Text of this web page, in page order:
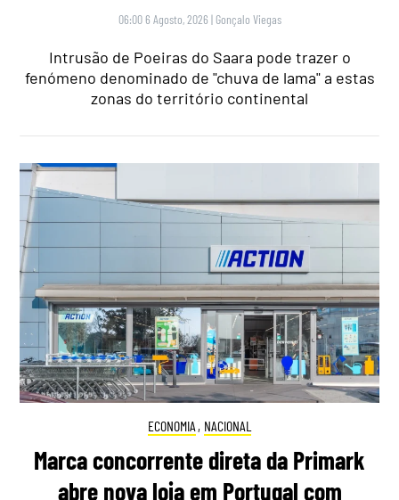
06:00 6 Agosto, 2026 | Gonçalo Viegas
Intrusão de Poeiras do Saara pode trazer o
fenómeno denominado de "chuva de lama" a estas
zonas do território continental
ECONOMIA , NACIONAL
Marca concorrente direta da Primark
abre nova loja em Portugal com